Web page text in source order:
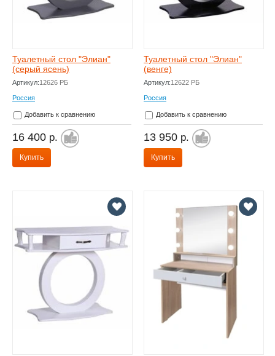
Туалетный стол "Элиан"
(серый ясень)
Артикул:12626 РБ
Россия
Добавить к сравнению
16 400 р.
Купить
Туалетный стол "Элиан"
(венге)
Артикул:12622 РБ
Россия
Добавить к сравнению
13 950 р.
Купить